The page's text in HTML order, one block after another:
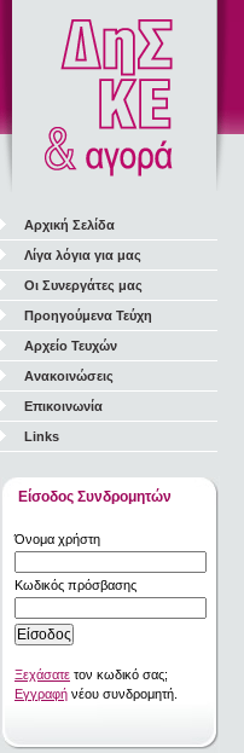
Αρχική Σελίδα
Λίγα λόγια για μας
Οι Συνεργάτες μας
Προηγούμενα Τεύχη
Αρχείο Τευχών
Ανακοινώσεις
Επικοινωνία
Links
Είσοδος Συνδρομητών
Όνομα χρήστη
Κωδικός πρόσβασης
Ξεχάσατε τον κωδικό σας;
Εγγραφή νέου συνδρομητή.